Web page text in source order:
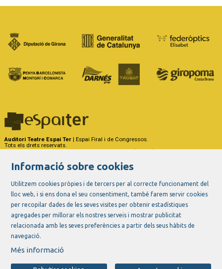
Auditori Teatre Espai Ter | Espai Firal i de Congressos.
Tots els drets reservats.
Carrer del Riu Ter, 29 - 17257 Torroella de Montgrí (Girona)
Link a instagram
Link a youtube
Link a twitter
Link a facebook
Informació sobre cookies
Utilitzem cookies pròpies i de tercers per al correcte funcionament del
lloc web, i si ens dona el seu consentiment, també farem servir cookies
per recopilar dades de les seves visites per obtenir estadístiques
agregades per millorar els nostres serveis i mostrar publicitat
relacionada amb les seves preferències a partir dels seus hàbits de
navegació.
Més informació